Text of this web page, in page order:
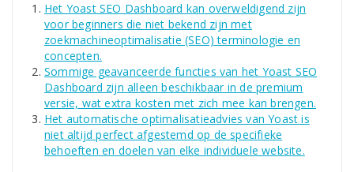
Het Yoast SEO Dashboard kan overweldigend zijn
voor beginners die niet bekend zijn met
zoekmachineoptimalisatie (SEO) terminologie en
concepten.
Sommige geavanceerde functies van het Yoast SEO
Dashboard zijn alleen beschikbaar in de premium
versie, wat extra kosten met zich mee kan brengen.
Het automatische optimalisatieadvies van Yoast is
niet altijd perfect afgestemd op de specifieke
behoeften en doelen van elke individuele website.